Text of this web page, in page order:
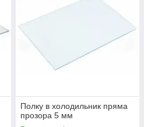
Полку в холодильник пряма
прозора 5 мм